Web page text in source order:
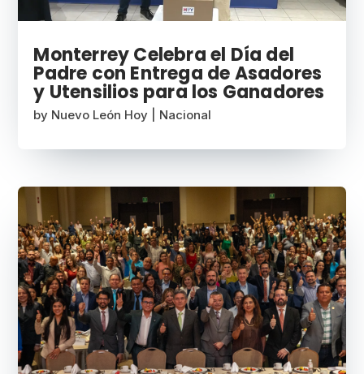
Monterrey Celebra el Día del
Padre con Entrega de Asadores
y Utensilios para los Ganadores
by Nuevo León Hoy Nacional